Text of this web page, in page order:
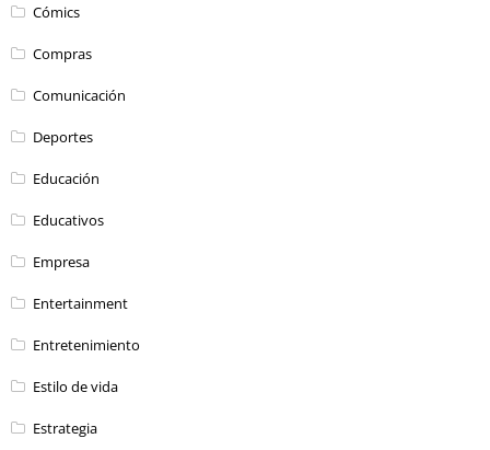
Cómics
Compras
Comunicación
Deportes
Educación
Educativos
Empresa
Entertainment
Entretenimiento
Estilo de vida
Estrategia